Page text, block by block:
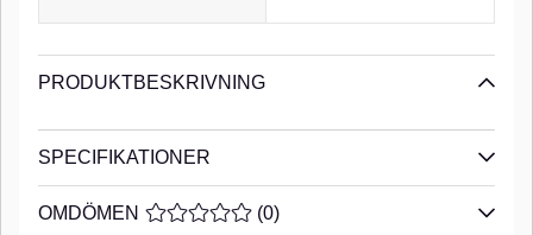
PRODUKTBESKRIVNING
SPECIFIKATIONER
OMDÖMEN MEDELBETYG 0 AV 5 ANTAL BETYG 0
(0)